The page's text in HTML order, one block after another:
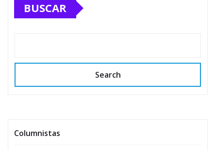
BUSCAR
Search
Columnistas